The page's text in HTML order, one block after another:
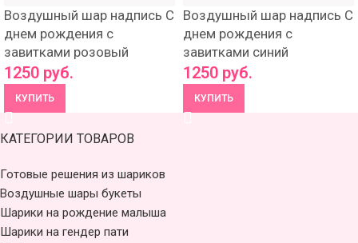
Воздушный шар надпись С
днем рождения с
завитками розовый
1250 руб.
КУПИТЬ
Воздушный шар надпись С
днем рождения с
завитками синий
1250 руб.
КУПИТЬ
КАТЕГОРИИ ТОВАРОВ
Готовые решения из шариков
Воздушные шары букеты
Шарики на рождение малыша
Шарики на гендер пати